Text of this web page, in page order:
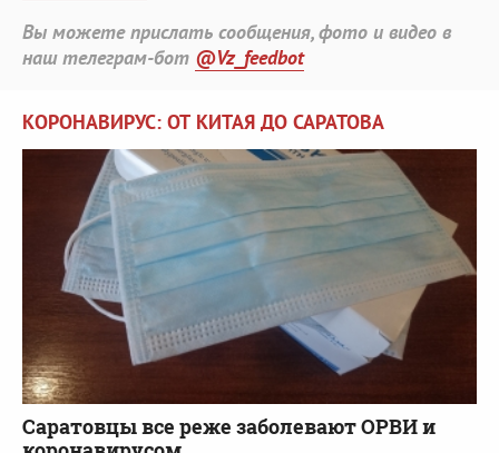
Вы можете прислать сообщения, фото и видео в
наш телеграм-бот @Vz_feedbot
КОРОНАВИРУС: ОТ КИТАЯ ДО САРАТОВА
Саратовцы все реже заболевают ОРВИ и